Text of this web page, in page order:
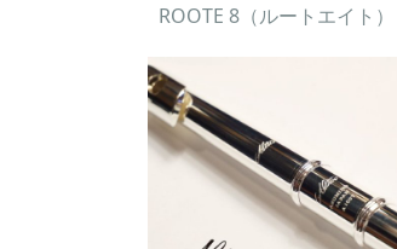
ROOTE 8（ルートエイト）